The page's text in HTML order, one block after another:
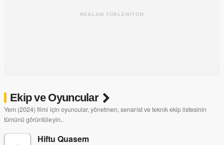
REKLAM YÜKLENİYOR
Ekip ve Oyuncular
Yem (2024) filmi için oyuncular, yönetmen, senarist ve teknik ekip listesinin
tümünü görüntüleyin..
Hiftu Quasem